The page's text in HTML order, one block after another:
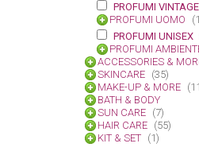
PROFUMI VINTAGE
PROFUMI UOMO
PROFUMI UNISEX
PROFUMI
ACCESSORIES &
SKINCARE (35)
MAKE-UP & MORE
BATH & BODY
SUN CARE (7)
HAIR CARE (55)
KIT & SET (1)